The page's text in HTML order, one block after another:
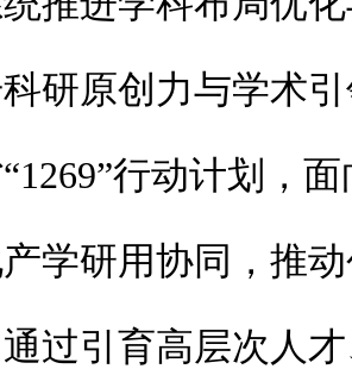
研原创力与学术
行动计划，
学研用协同，推
过引育高层次人